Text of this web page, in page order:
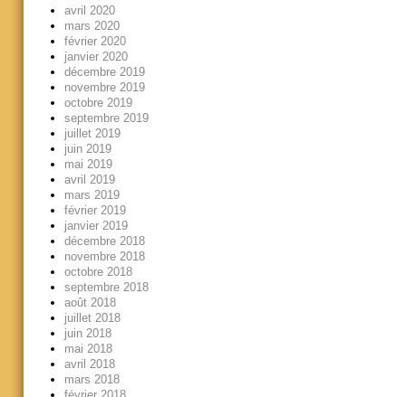
avril 2020
mars 2020
février 2020
janvier 2020
décembre 2019
novembre 2019
octobre 2019
septembre 2019
juillet 2019
juin 2019
mai 2019
avril 2019
mars 2019
février 2019
janvier 2019
décembre 2018
novembre 2018
octobre 2018
septembre 2018
août 2018
juillet 2018
juin 2018
mai 2018
avril 2018
mars 2018